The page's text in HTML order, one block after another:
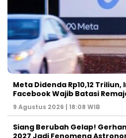
Meta Didenda Rp10,12
Facebook Wajib Batasi
9 Agustus 2026 | 18:08 WIB
Siang Berubah Gelap!